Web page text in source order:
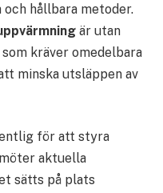
hållbara metoder.
är utan
kräver omedelbara
minska utsläppen av
för att styra
aktuella
sätts på plats